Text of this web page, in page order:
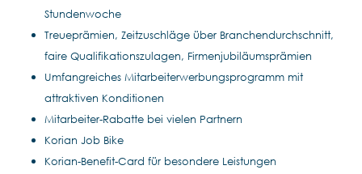
Stundenwoche
Treueprämien, Zeitzuschläge über Branchendurchschnitt,
faire Qualifikationszulagen, Firmenjubiläumsprämien
Umfangreiches Mitarbeiterwerbungsprogramm mit
attraktiven Konditionen
Mitarbeiter-Rabatte bei vielen Partnern
Korian Job Bike
Korian-Benefit-Card für besondere Leistungen